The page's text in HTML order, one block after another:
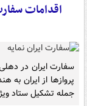
اقدامات
سفارت ایران در
پروازها از ایران به
جمله تشکیل ستاد